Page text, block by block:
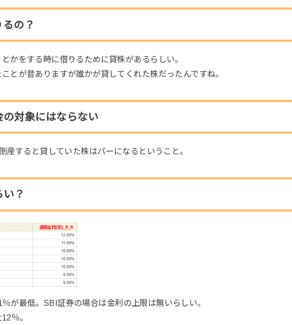
の？
かをする時に借りるために貸株があるらしい。
とが昔ありますが誰かが貸してくれた株だったんですね。
対象にはならない
産すると貸していた株はパーになるということ。
？
が最低。SBI証券の場合は金利の上限は無いらしい。
％。